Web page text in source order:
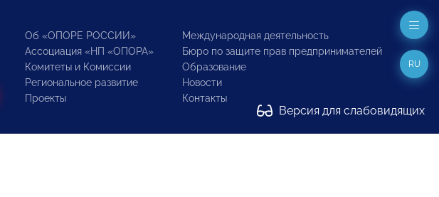
Об «ОПОРЕ РОССИИ»
Ассоциация «НП «ОПОРА»
Комитеты и Комиссии
Региональное развитие
Проекты
Международная деятельность
Бюро по защите прав предпринимателей
Образование
Новости
Контакты
Версия для слабовидящих
RU